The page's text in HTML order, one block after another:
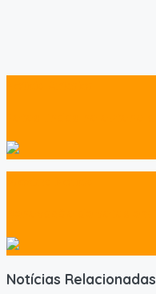
Notícias Relacionadas